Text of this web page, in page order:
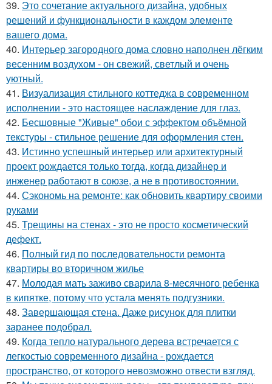
39. Это сочетание актуального дизайна, удобных
решений и функциональности в каждом элементе
вашего дома.
40. Интерьер загородного дома словно наполнен лёгким
весенним воздухом - он свежий, светлый и очень
уютный.
41. Визуализация стильного коттеджа в современном
исполнении - это настоящее наслаждение для глаз.
42. Бесшовные "Живые" обои с эффектом объёмной
текстуры - стильное решение для оформления стен.
43. Истинно успешный интерьер или архитектурный
проект рождается только тогда, когда дизайнер и
инженер работают в союзе, а не в противостоянии.
44. Сэкономь на ремонте: как обновить квартиру своими
руками
45. Трещины на стенах - это не просто косметический
дефект.
46. Полный гид по последовательности ремонта
квартиры во вторичном жилье
47. Молодая мать заживо сварила 8-месячного ребенка
в кипятке, потому что устала менять подгузники.
48. Завершающая стена. Даже рисунок для плитки
заранее подобрал.
49. Когда тепло натурального дерева встречается с
легкостью современного дизайна - рождается
пространство, от которого невозможно отвести взгляд.